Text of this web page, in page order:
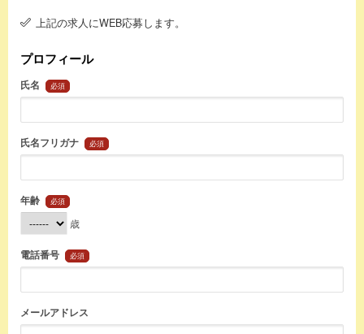
上記の求人にWEB応募します。
プロフィール
氏名 必須
氏名フリガナ 必須
年齢 必須
歳
電話番号 必須
メールアドレス